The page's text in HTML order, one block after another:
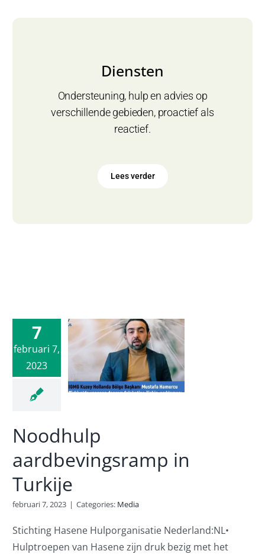
Diensten
Ondersteuning, hulp en advies op
verschillende gebieden, proactief als
reactief.
Lees verder
7
februari 7,
2023
Noodhulp
aardbevingsramp in
Turkije
februari 7, 2023 | Categories: Media
Stichting Hasene Hulporganisatie Nederland:NL•
Hulptroepen van Hasene zijn druk bezig met het